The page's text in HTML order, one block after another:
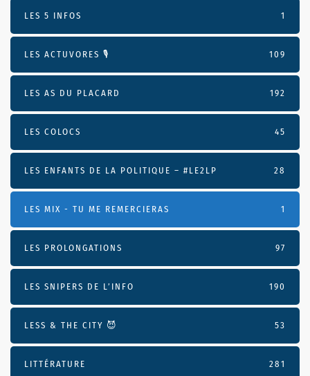
LES 5 INFOS 1
LES ACTUVORES 🎙 109
LES AS DU PLACARD 192
LES COLOCS 45
LES ENFANTS DE LA POLITIQUE – #LE2LP 28
LES MIX - TU ME REMERCIERAS 1
LES PROLONGATIONS 97
LES SNIPERS DE L’INFO 190
LESS & THE CITY 😈 53
LITTÉRATURE 281